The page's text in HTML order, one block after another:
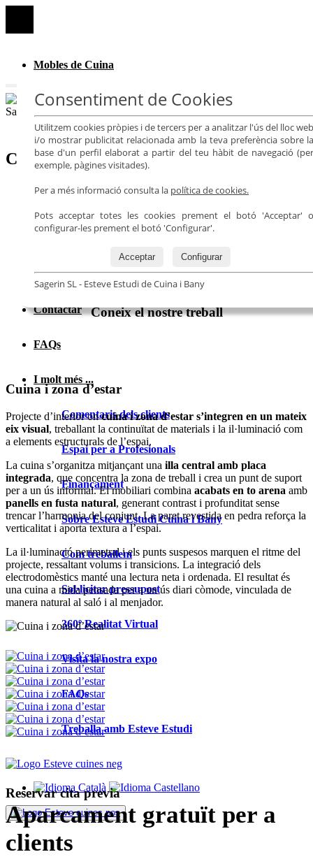
Consentiment de Cookies
Utilitzem cookies pròpies i de tercers per a analitzar l'ús del lloc web
i/o mostrar publicitat relacionada amb la teva preferència sobre la
base d'un perfil elaborat a partir del teu hàbit de navegació (per
exemple, pàgines visitades).
Per a més informació consulta la política de cookies.
Pots acceptar totes les cookies prement el botó 'Acceptar' o
configurar-les prement el botó 'Configurar'.
Acceptar Configurar
Sagerin SL - Esteve Estudi de Cuina i Bany
Mobles de Cuina
Mobles de Bany
Armaris
Mobles de llar
Idees i Consells
Contactar
FAQs
I molt més ...
Comentaris dels clients
Espai per a Profesionals
Finançament
Sobre Esteve Estudi Cuina i Bany
Com treballem
Sol·licitar pressupost
360º Realitat Virtual
Visita la nostra expo
FAQs
Treballa amb Esteve Estudi
Cuina i zona d’estar
Indíce
Projectes - Treballs Realitzats
Coneix el nostre treball
Cuina i zona d’estar
Projecte d’interior oncuina i zona d’estar s’integren en un mateix
eix visual, treballant la continuïtat de materials i la il·luminació com
a elements estructurals de l’espai.
La cuina s’organitza mitjançant una illa central amb placa
integrada, que concentra la zona de treball i crea un punt de suport
per a un ús informal. El mobiliari combina acabats en to arena amb
panells en fusta natural, generant contrast i profunditat sense
trencar l’harmonia del conjunt. La paret revestida en pedra reforça la
verticalitat i aporta textura a l’espai.
La il·luminació perimetral i els punts suspesos marquen el ritme del
projecte, ressaltant volums i transicions. La integració dels
electrodomèstics manté una lectura neta i ordenada. El resultat és
una cuina a mida pensada per a un ús diari còmode, vinculada de
manera natural al saló i al menjador.
Reservar cita previa
Aparcament gratuït per a
clients